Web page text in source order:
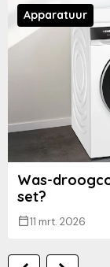
Apparatuur
Was-
set?
11 mrt. 2026